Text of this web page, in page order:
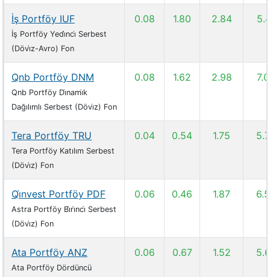
İş Portföy IUF
İş Portföy Yedi̇nci̇ Serbest
(Dövi̇z-Avro) Fon
0.08 1.80 2.84
Qnb Portföy DNM
Qnb Portföy Di̇nami̇k
Dağılımlı Serbest (Dövi̇z) Fon
0.08 1.62 2.98
Tera Portföy TRU
Tera Portföy Katılım Serbest
(Dövi̇z) Fon
0.04 0.54 1.75
Qi̇nvest Portföy PDF
Astra Portföy Bi̇ri̇nci̇ Serbest
(Dövi̇z) Fon
0.06 0.46 1.87
Ata Portföy ANZ
Ata Portföy Dördüncü
0.06 0.67 1.52